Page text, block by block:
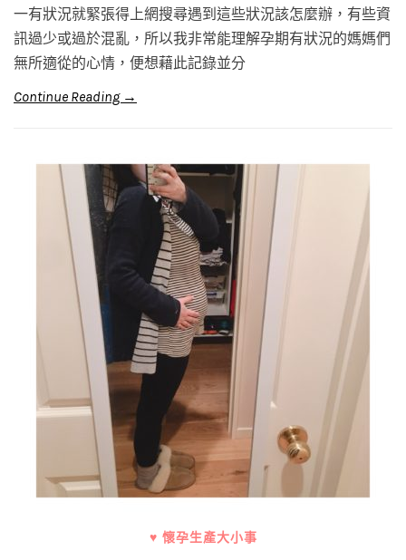
一有狀況就緊張得上網搜尋遇到這些狀況該怎麼辦，有些資
訊過少或過於混亂，所以我非常能理解孕期有狀況的媽媽們
無所適從的心情，便想藉此記錄並分
Continue Reading →
♥ 懷孕生產大小事